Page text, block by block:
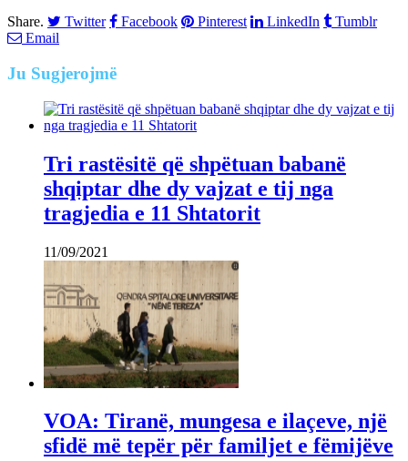
Share.
Twitter Facebook Pinterest LinkedIn
Tumblr
Email
Ju Sugjerojmë
Tri rastësitë që shpëtuan babanë
shqiptar dhe dy vajzat e tij nga
tragjedia e 11 Shtatorit
11/09/2021
VOA: Tiranë, mungesa e ilaçeve, një
sfidë më tepër për familjet e fëmijëve